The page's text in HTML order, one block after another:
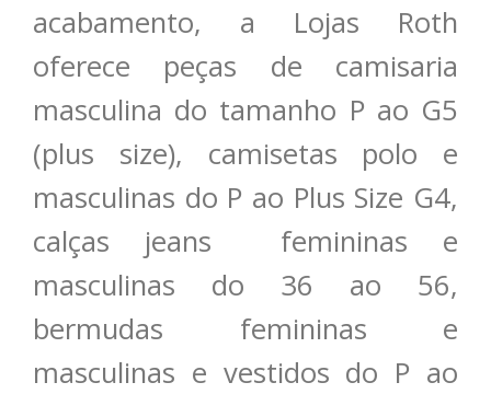
acabamento, a Lojas Roth
oferece peças de camisaria
masculina do tamanho P ao G5
(plus size), camisetas polo e
masculinas do P ao Plus Size G4,
calças jeans femininas e
masculinas do 36 ao 56,
bermudas femininas e
masculinas e vestidos do P ao